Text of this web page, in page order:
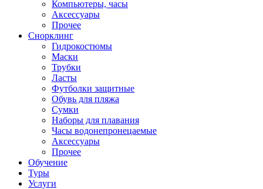
Компьютеры, часы
Аксессуары
Прочее
Снорклинг
Гидрокостюмы
Маски
Трубки
Ласты
Футболки защитные
Обувь для пляжа
Сумки
Наборы для плавания
Часы водонепронецаемые
Аксессуары
Прочее
Обучение
Туры
Услуги